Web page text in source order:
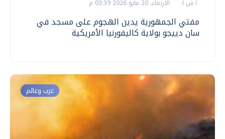
أ ش أ الأربعاء، 20 مايو 2026 03:39 م
مفتي الجمهورية يدين الهجوم على مسجد في
سان دييجو بولاية كاليفورنيا الأمريكية
عرب وعالم